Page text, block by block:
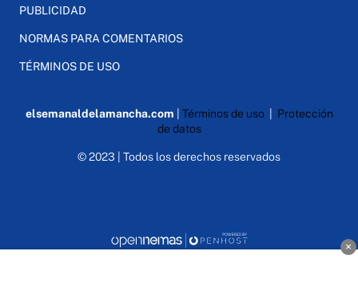
PUBLICIDAD
NORMAS PARA COMENTARIOS
TÉRMINOS DE USO
elsemanaldelamancha.com Términos de uso| Protección
de datos
© 2023 | Todos los derechos reservados
×